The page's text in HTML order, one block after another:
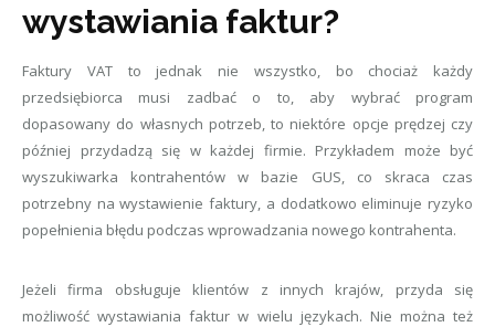
wystawiania faktur?
Faktury VAT to jednak nie wszystko, bo chociaż każdy
przedsiębiorca musi zadbać o to, aby wybrać program
dopasowany do własnych potrzeb, to niektóre opcje prędzej czy
później przydadzą się w każdej firmie. Przykładem może być
wyszukiwarka kontrahentów w bazie GUS, co skraca czas
potrzebny na wystawienie faktury, a dodatkowo eliminuje ryzyko
popełnienia błędu podczas wprowadzania nowego kontrahenta.
Jeżeli firma obsługuje klientów z innych krajów, przyda się
możliwość wystawiania faktur w wielu językach. Nie można też